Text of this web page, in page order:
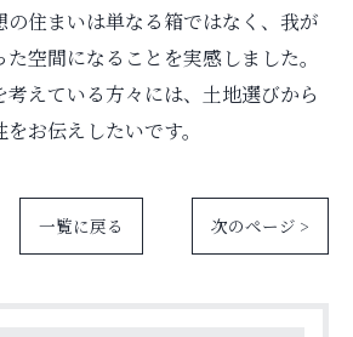
の住まいは単なる箱ではなく、我が
空間になることを実感しました。
考えている方々には、土地選びから
お伝えしたいです。
一覧に戻る 次のページ >